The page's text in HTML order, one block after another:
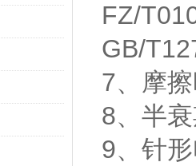
FZ/
GB/
7、摩
8、半
9、针